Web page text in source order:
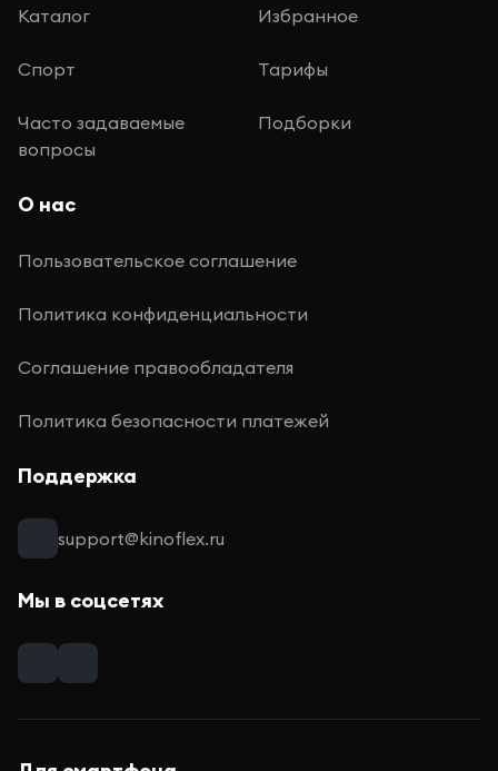
Каталог Избранное
Спорт Тарифы
Часто задаваемые
вопросы
Подборки
О нас
Пользовательское соглашение
Политика конфиденциальности
Соглашение правообладателя
Политика безопасности платежей
Поддержка
support@kinoflex.ru
Мы в соцсетях